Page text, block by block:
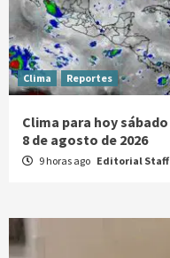
Clima Reportes
Clima para hoy sábado
8 de agosto de 2026
9 horas ago Editorial Staff